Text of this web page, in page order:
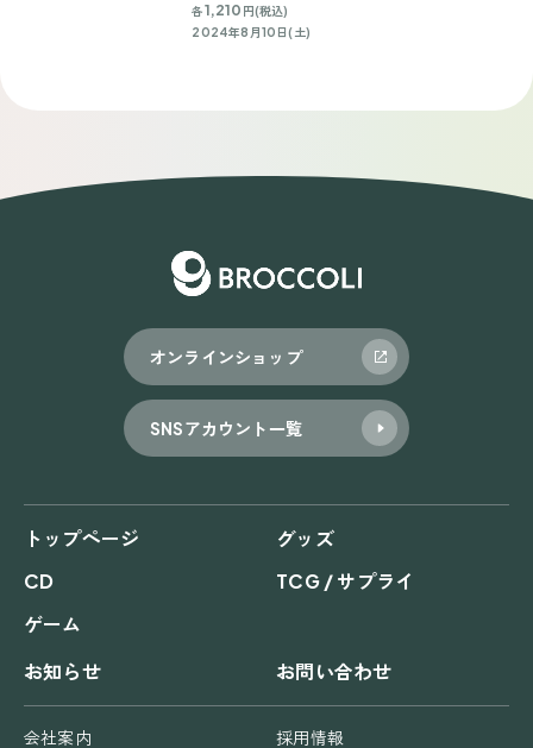
各1,210 円(税込)
2024年8月10日(土)
オンラインショップ
SNSアカウント一覧
トップページ
グッズ
CD
TCG / サプライ
ゲーム
お知らせ
お問い合わせ
会社案内 採用情報